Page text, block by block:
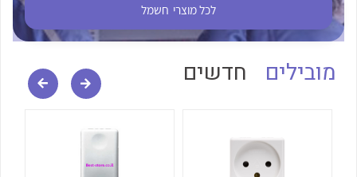
לכל מוצרי היצרן לכל מוצרי היצרן
לכל מוצרי חשמל
מובילים חדשים